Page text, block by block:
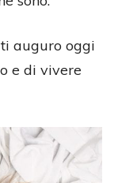
auguro oggi
e di vivere